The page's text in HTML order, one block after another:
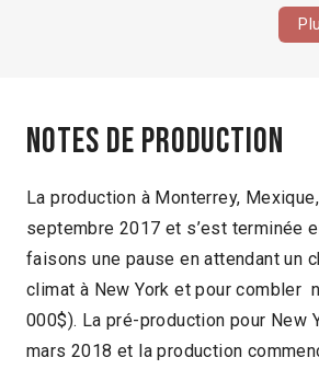
Notes de production
La production à Monterrey,
septembre 2017 et s’est terminée
faisons une pause en attendant un
climat à New York et pour combler
000$). La pré-production pour New
mars 2018 et la production